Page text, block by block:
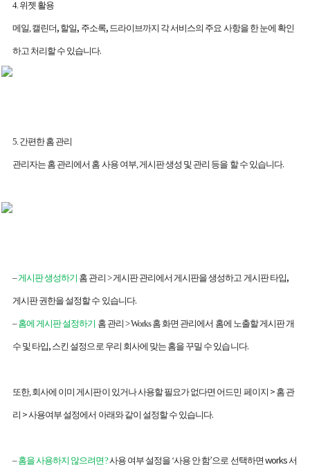
4. 위젯 활용
메일 캘린더, 할일, 주소록, 드라이브까지 각 서비스의 주요 사항을 한 눈에 확인
하고 처리할 수 있습니다.
5. 간편한 홈 관리
관리자는 홈 관리에서 홈 사용 여부, 게시판 생성 및 관리 등을 할 수 있습니다.
–게시판 생성하기 홈 관리 >게시판 관리에서 게시판을 생성하고 게시판 타입,
게시판 권한을 설정할 수 있습니다.
–홈에 게시판 설정하기 홈 관리 > Works홈 화면 관리에서 홈에 노출할 게시판 개
수 및 타입, 스킨 설정으로 우리 회사에 맞는 홈을 꾸밀 수 있습니다.
또한, 회사에 이미 게시판이 있거나 사용할 필요가 없다면 어드민 페이지 > 홈 관
리 >사용여부 설정에서 아래와 같이 설정할 수 있습니다.
–홈을 사용하지 않으려면?사용 여부 설정을 ‘사용 안 함’으로 선택하면 works서